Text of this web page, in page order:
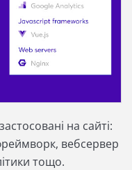
на сайті:
вебсервер
тощо.